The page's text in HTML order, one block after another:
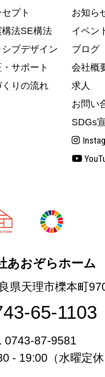
セプト
構法SE構法
ブデザイン
サポート
くりの流れ
お知ら
イベン
ブログ
会社概
求人
お問い
SDGs
天理市の注文
あおぞらホーム
県天理市櫟本町
65-1103
0743-87-9581
- 19:00（水曜定